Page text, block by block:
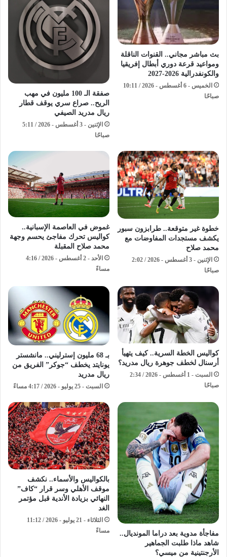
بث مباشر مجاني.. القنوات الناقلة
ومواعيد قرعة دوري أبطال إفريقيا
والكونفدرالية 2026-2027
الخميس - 6 أغسطس - 2026 / 10:11
صباحًا
صفقة الـ 100 مليون في مهب
الريح.. صراع سري يوقف قطار
ريال مدريد الصيفي
الإثنين - 3 أغسطس - 2026 / 5:11
صباحًا
خطوة غير متوقعة.. طرابزون سبور
يكشف مستجدات المفاوضات مع
محمد صلاح
الإثنين - 3 أغسطس - 2026 / 2:02
صباحًا
غموض في العاصمة الإسبانية..
كواليس تحرك مفاجئ يحسم وجهة
محمد صلاح المقبلة
الأحد - 2 أغسطس - 2026 / 4:16
مساءً
كواليس الخطة السرية.. كيف يتهيأ
أرسنال لخطف جوهرة ريال مدريد؟
السبت - 1 أغسطس - 2026 / 2:34
صباحًا
بـ 68 مليون إسترليني.. مانشستر
يونايتد يخطف “جوكر” الفريق من
ريال مدريد
السبت - 25 يوليو - 2026 / 4:17 مساءً
مفاجأة مدوية بعد دراما المونديال..
شاهد ماذا طلبت الجماهير
الأرجنتينية من ميسي؟
بالكواليس والأسماء.. نكشف
موقف الأهلي وسر قرار “كاف”
النهائي بزيادة الأندية قبل مؤتمر
الغد
الثلاثاء - 21 يوليو - 2026 / 11:12
مساءً